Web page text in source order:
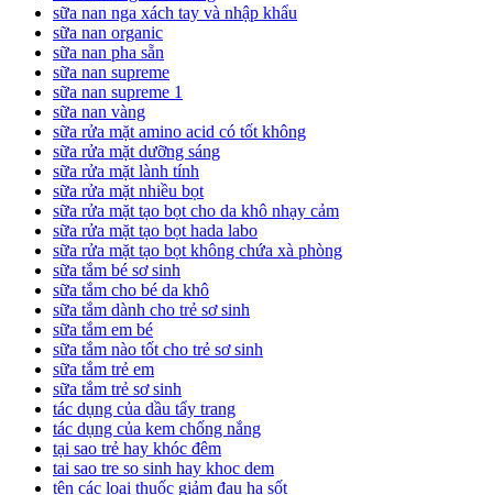
sữa nan nga xách tay và nhập khẩu
sữa nan organic
sữa nan pha sẵn
sữa nan supreme
sữa nan supreme 1
sữa nan vàng
sữa rửa mặt amino acid có tốt không
sữa rửa mặt dưỡng sáng
sữa rửa mặt lành tính
sữa rửa mặt nhiều bọt
sữa rửa mặt tạo bọt cho da khô nhạy cảm
sữa rửa mặt tạo bọt hada labo
sữa rửa mặt tạo bọt không chứa xà phòng
sữa tắm bé sơ sinh
sữa tắm cho bé da khô
sữa tắm dành cho trẻ sơ sinh
sữa tắm em bé
sữa tắm nào tốt cho trẻ sơ sinh
sữa tắm trẻ em
sữa tắm trẻ sơ sinh
tác dụng của dầu tẩy trang
tác dụng của kem chống nắng
tại sao trẻ hay khóc đêm
tai sao tre so sinh hay khoc dem
tên các loại thuốc giảm đau hạ sốt